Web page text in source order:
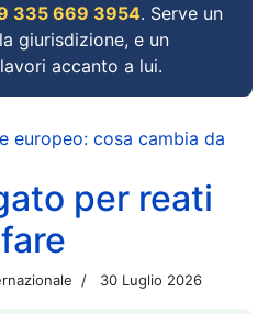
335 669 3954. Serve un
giurisdizione, e un
accanto a lui.
europeo: cosa cambia da
per reati
30 Luglio 2026